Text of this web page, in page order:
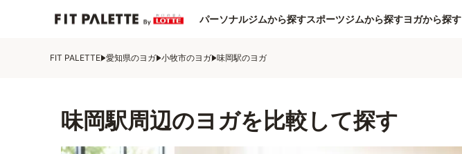
パーソナルジムから探すスポーツジムから探すヨガから探す
FIT PALETTE 愛知県のヨガ 小牧市のヨガ 味岡駅のヨガ
味岡駅周辺のヨガを比較して探す